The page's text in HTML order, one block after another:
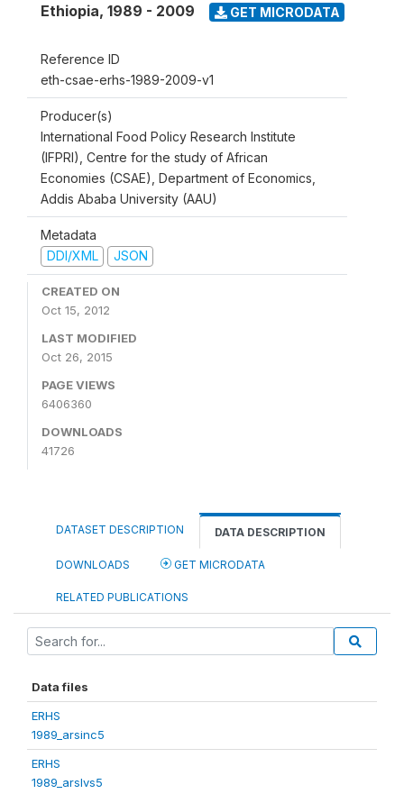
Ethiopia, 1989 - 2009 GET MICRODATA
Reference ID
eth-csae-erhs-1989-2009-v1
Producer(s)
International Food Policy Research Institute
(IFPRI), Centre for the study of African
Economies (CSAE), Department of Economics,
Addis Ababa University (AAU)
Metadata
DDI/XML
JSON
CREATED ON
Oct 15, 2012
LAST MODIFIED
Oct 26, 2015
PAGE VIEWS
6406360
DOWNLOADS
41726
DATASET DESCRIPTION DATA DESCRIPTION
DOWNLOADS GET MICRODATA
RELATED PUBLICATIONS
Data files
ERHS
1989_arsinc5
ERHS
1989_arslvs5